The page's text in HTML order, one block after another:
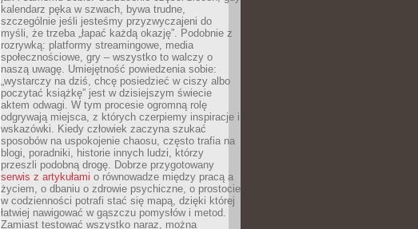
kalendarz pęka w szwach, bywa trudne,
szczególnie jeśli jesteśmy przyzwyczajeni do
myśli, że trzeba „łapać każdą okazję”. Podobnie z
rozrywką: platformy streamingowe, media
społecznościowe, gry – wszystko to walczy o
naszą uwagę. Umiejętność powiedzenia sobie:
„wystarczy na dziś, chcę posiedzieć w ciszy albo
poczytać książkę” jest w dzisiejszym świecie
aktem odwagi. W tym procesie ogromną rolę
odgrywają miejsca, z których czerpiemy inspiracje i
wskazówki. Kiedy człowiek zaczyna szukać
sposobów na uspokojenie chaosu, często trafia na
blogi, poradniki, historie innych ludzi, którzy
przeszli podobną drogę. Dobrze przygotowany
serwis z artykułami o równowadze między pracą a
życiem, o dbaniu o zdrowie psychiczne, o prostocie
w codzienności potrafi stać się mapą, dzięki której
łatwiej nawigować w gąszczu pomysłów i metod.
Zamiast testować wszystko naraz, można